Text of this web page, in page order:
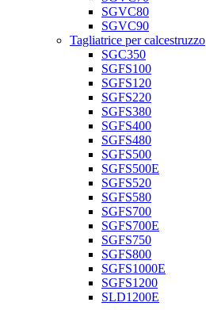
SGVC80
SGVC90
Tagliatrice per calcestruzzo
SGC350
SGFS100
SGFS120
SGFS220
SGFS380
SGFS400
SGFS480
SGFS500
SGFS500E
SGFS520
SGFS580
SGFS700
SGFS700E
SGFS750
SGFS800
SGFS1000E
SGFS1200
SLD1200E